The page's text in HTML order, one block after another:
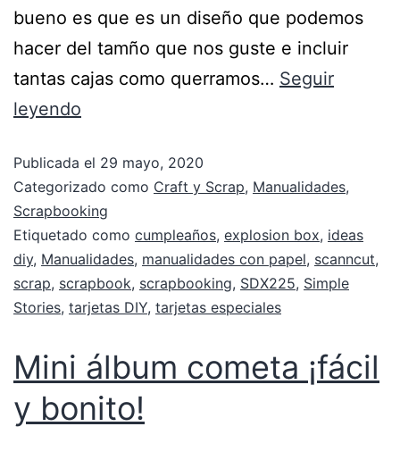
bueno es que es un diseño que podemos
hacer del tamño que nos guste e incluir
tantas cajas como querramos… Seguir
leyendo
Publicada el 29 mayo, 2020
Categorizado como Craft y Scrap, Manualidades,
Scrapbooking
Etiquetado como cumpleaños, explosion box, ideas
diy, Manualidades, manualidades con papel, scanncut,
scrap, scrapbook, scrapbooking, SDX225, Simple
Stories, tarjetas DIY, tarjetas especiales
Mini álbum cometa ¡fácil
y bonito!